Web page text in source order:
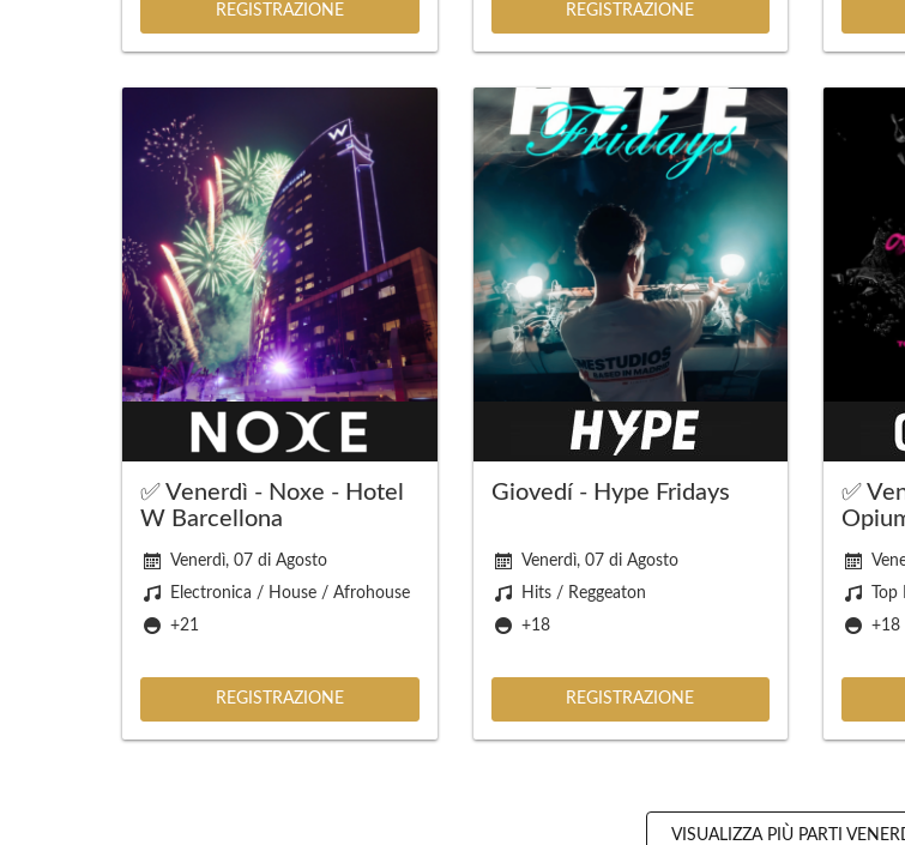
REGISTRAZIONE REGISTRAZIONE
✅ Venerdì - Noxe - Hotel
W Barcellona
Venerdì, 07 di Agosto
Electronica / House / Afrohouse
+21
REGISTRAZIONE
Giovedí - Hype Fridays
Venerdì, 07 di Agosto
Hits / Reggeaton
+18
REGISTRAZIONE
✅
+18
VISUALIZZA PIÙ PARTI